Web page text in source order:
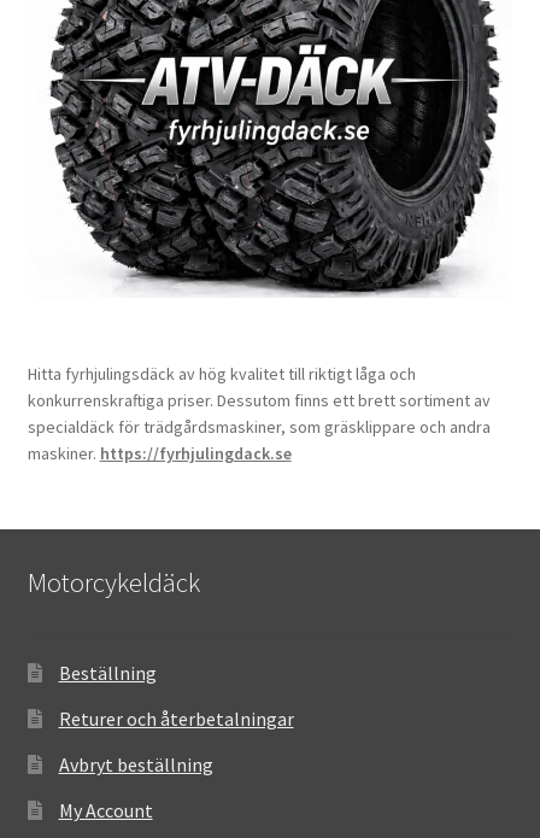
Hitta fyrhjulingsdäck av hög kvalitet till riktigt låga och
konkurrenskraftiga priser. Dessutom finns ett brett sortiment av
specialdäck för trädgårdsmaskiner, som gräsklippare och andra
maskiner. https://fyrhjulingdack.se
Motorcykeldäck
Beställning
Returer och återbetalningar
Avbryt beställning
My Account